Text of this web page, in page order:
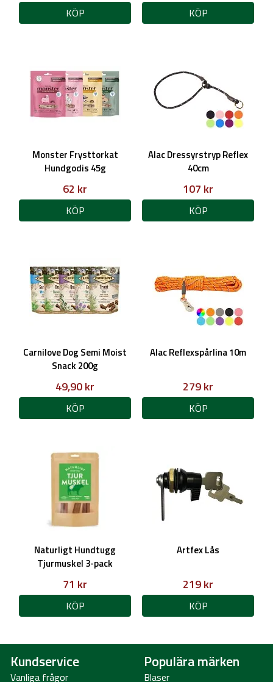
KÖP KÖP
Monster Frysttorkat
Hundgodis 45g
62 kr
KÖP
Alac Dressyrstryp Reflex
40cm
107 kr
KÖP
Carnilove Dog Semi Moist
Snack 200g
49,90 kr
KÖP
Alac Reflexspårlina 10m
279 kr
KÖP
Naturligt Hundtugg
Tjurmuskel 3-pack
71 kr
KÖP
Artfex Lås
219 kr
KÖP
Kundservice
Vanliga frågor
Populära märken
Blaser